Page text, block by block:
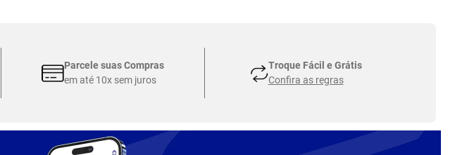
Parcele suas Compras
em até 10x sem juros
Troque Fácil e Grátis
Confira as regras